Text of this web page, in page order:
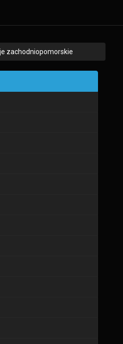
zachodniopomorskie